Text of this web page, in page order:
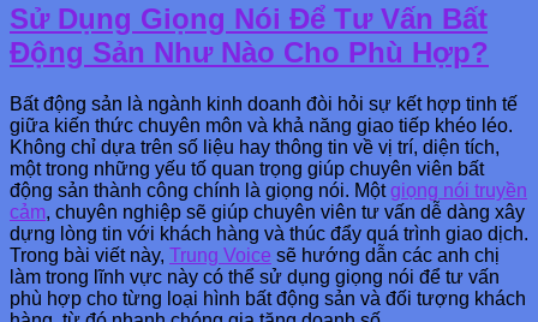
Sử Dụng Giọng Nói Để Tư Vấn Bất
Động Sản Như Nào Cho Phù Hợp?
Bất động sản là ngành kinh doanh đòi hỏi sự kết hợp tinh tế
giữa kiến thức chuyên môn và khả năng giao tiếp khéo léo.
Không chỉ dựa trên số liệu hay thông tin về vị trí, diện tích,
một trong những yếu tố quan trọng giúp chuyên viên bất
động sản thành công chính là giọng nói. Mộtgiọng nói truyền
cảm, chuyên nghiệp sẽ giúp chuyên viên tư vấn dễ dàng xây
dựng lòng tin với khách hàng và thúc đẩy quá trình giao dịch.
Trong bài viết này, Trung Voice sẽ hướng dẫn các anh chị
làm trong lĩnh vực này có thể sử dụng giọng nói để tư vấn
phù hợp cho từng loại hình bất động sản và đối tượng khách